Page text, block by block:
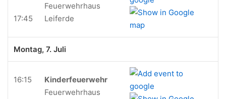
17:45
Feuerwehrhaus
Leiferde
Montag, 7. Juli
16:15
Kinderfeuerwehr
Feuerwehrhaus